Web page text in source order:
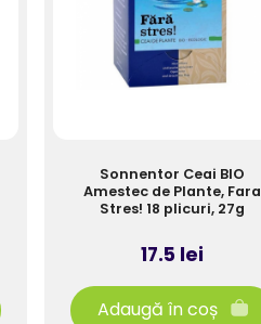
Sonnentor Ceai BIO
Amestec de Plante, Fara
Stres! 18 plicuri, 27g
17.5 lei
Adaugă în coș